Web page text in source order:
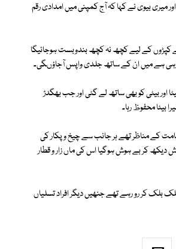
میری بیوی نے کہا کہ آج کمپنی میں امدادی رقم
نئے کپڑوں کے لیے کچھ نہ کچھ بندوبست ہوجائیگا
اور بیٹی کو بھی ساتھ لے گئی اور جب بھگدڑ
بیٹا محفوظ رہا۔
کے مناظر تھے ہر جانب سے چیخ و پکار کی
موجود ہر آنکھ اشکبار تھی ایک شخص اپنی 10 سالہ بیٹی کی لاش دیکھ کر بے ہوش ہوگیا اس کی ماں زار و قطار
بلک کر رو رہے تھے جنھیں دیگر افراد تسلیاں